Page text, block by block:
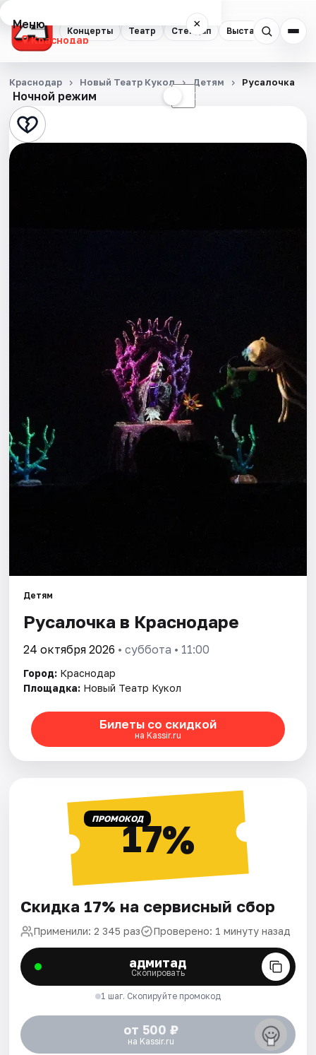
Концерты Театр Стендап Выставки
Меню ×
Краснодар
Концерты
Театр
Стендап
Артисты
Рейтинги
Ночной режим ☾
Краснодар Новый Театр Кукол Детям Русалочка
Детям
Русалочка в Краснодаре
24 октября 2026 • суббота • 11:00
Город: Краснодар
Площадка: Новый Театр Кукол
Билеты со скидкой
на Kassir.ru
ПРОМОКОД17%
Скидка 17% на сервисный сбор
Применили: 2 345 раз Проверено: 1 минуту назад
адмитад
Скопировать
1 шаг. Скопируйте промокод
от 500 ₽
на Kassir.ru